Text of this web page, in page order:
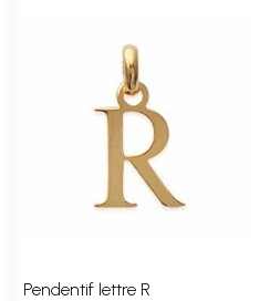
Pendentif lettre R